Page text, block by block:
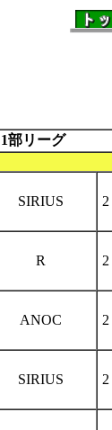
1部リーグ
SIRIUS 2
R 2
ANOC 2
SIRIUS 2